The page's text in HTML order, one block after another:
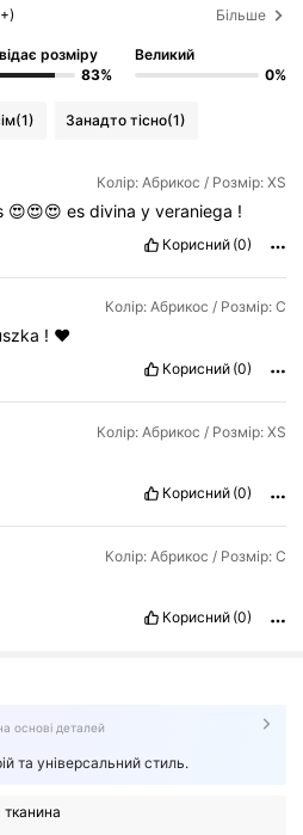
Більше
розміру
83%
Великий
0%
(1) Занадто тісно(1)
Колір: Абрикос / Розмір: XS
😍😍😍 es divina y veraniega !
Корисний (0)
Колір: Абрикос / Розмір: С
! ❤️
Корисний (0)
Колір: Абрикос / Розмір: XS
Корисний (0)
Колір: Абрикос / Розмір: С
Корисний (0)
основі деталей
та універсальний стиль.
тканина